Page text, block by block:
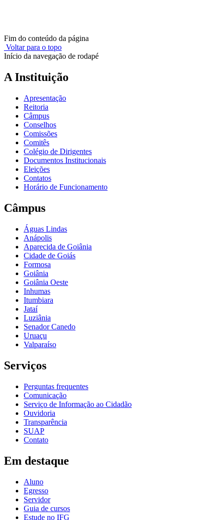
Fim do conteúdo da página
Voltar para o topo
Início da navegação de rodapé
A Instituição
Apresentação
Reitoria
Câmpus
Conselhos
Comissões
Comitês
Colégio de Dirigentes
Documentos Institucionais
Eleições
Contatos
Horário de Funcionamento
Câmpus
Águas Lindas
Anápolis
Aparecida de Goiânia
Cidade de Goiás
Formosa
Goiânia
Goiânia Oeste
Inhumas
Itumbiara
Jataí
Luziânia
Senador Canedo
Uruaçu
Valparaíso
Serviços
Perguntas frequentes
Comunicação
Serviço de Informação ao Cidadão
Ouvidoria
Transparência
SUAP
Contato
Em destaque
Aluno
Egresso
Servidor
Guia de cursos
Estude no IFG